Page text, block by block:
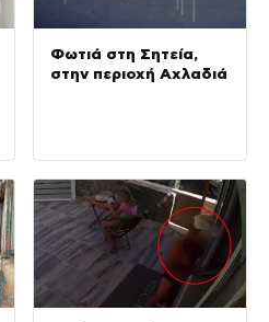
Φωτιά στη Σητεία,
στην περιοχή Αχλαδιά